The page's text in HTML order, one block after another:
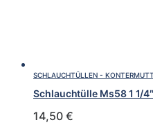
SCHLAUCHTÜLLEN -
Schlauchtülle Ms58 1 1/
14,50 €